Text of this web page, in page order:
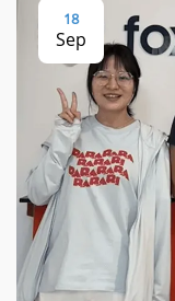
18
Sep